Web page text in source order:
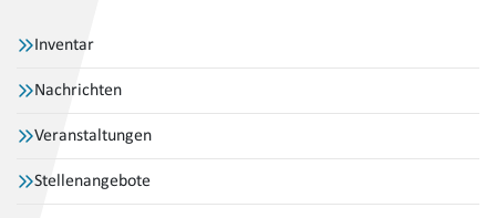
Inventar
Nachrichten
Veranstaltungen
Stellenangebote